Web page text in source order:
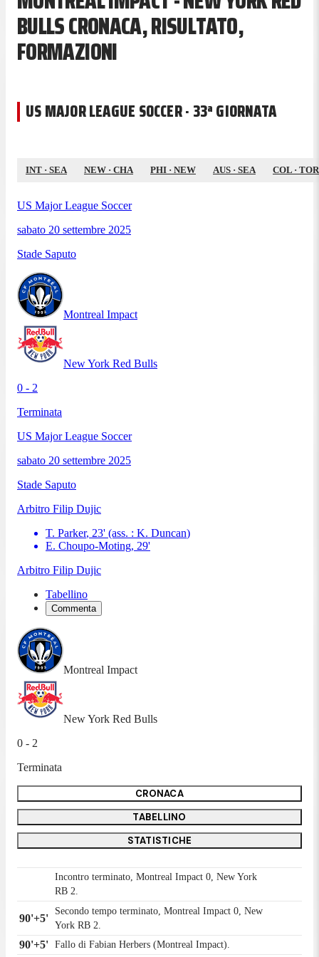
BULLS CRONACA, RISULTATO,
FORMAZIONI
US MAJOR LEAGUE SOCCER · 33ª GIORNATA
INT · SEA NEW · CHA PHI · NEW AUS · SEA COL · TOR
US Major League Soccer
sabato 20 settembre 2025
Stade Saputo
Montreal Impact
New York Red Bulls
0 - 2
Terminata
US Major League Soccer
sabato 20 settembre 2025
Stade Saputo
Arbitro Filip Dujic
T. Parker, 23' (ass. : K. Duncan)
E. Choupo-Moting, 29'
Arbitro Filip Dujic
Tabellino
Commenta
Montreal Impact
New York Red Bulls
0 - 2
Terminata
CRONACA
TABELLINO
STATISTICHE
Incontro terminato, Montreal Impact 0, New York
RB 2.
90'+5'
Secondo tempo terminato, Montreal Impact 0, New
York RB 2.
90'+5' Fallo di Fabian Herbers (Montreal Impact).